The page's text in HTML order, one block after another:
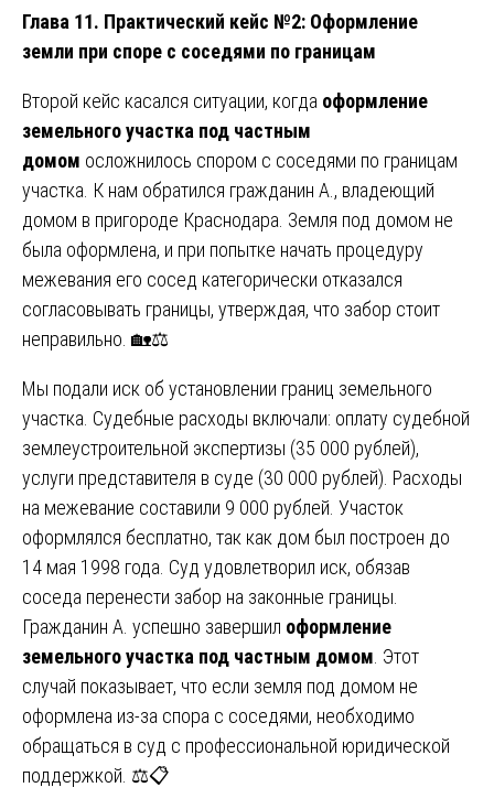
Глава 11. Практический кейс №2: Оформление
земли при споре с соседями по границам
Второй кейс касался ситуации, когда оформление
земельного участка под частным
домом осложнилось спором с соседями по границам
участка. К нам обратился гражданин А., владеющий
домом в пригороде Краснодара. Земля под домом не
была оформлена, и при попытке начать процедуру
межевания его сосед категорически отказался
согласовывать границы, утверждая, что забор стоит
неправильно. 🏡⚖️
Мы подали иск об установлении границ земельного
участка. Судебные расходы включали: оплату судебной
землеустроительной экспертизы (35 000 рублей),
услуги представителя в суде (30 000 рублей). Расходы
на межевание составили 9 000 рублей. Участок
оформлялся бесплатно, так как дом был построен до
14 мая 1998 года. Суд удовлетворил иск, обязав
соседа перенести забор на законные границы.
Гражданин А. успешно завершил оформление
земельного участка под частным домом . Этот
случай показывает, что если земля под домом не
оформлена из-за спора с соседями, необходимо
обращаться в суд с профессиональной юридической
поддержкой. ⚖️📋